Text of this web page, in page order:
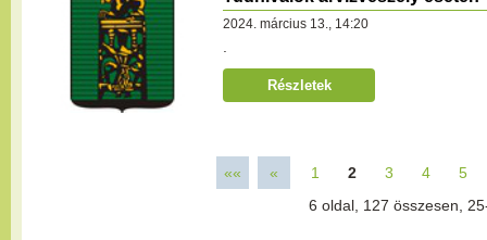
2024. március 13., 14:20
Részletek
«« « 1 2 3 4
5
6 oldal, 127 összesen,